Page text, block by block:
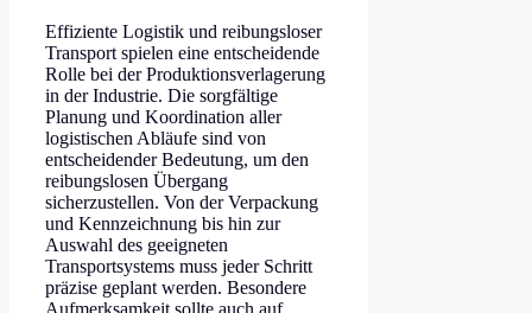
Effiziente Logistik und reibungsloser
Transport spielen eine entscheidende
Rolle bei der Produktionsverlagerung
in der Industrie. Die sorgfältige
Planung und Koordination aller
logistischen Abläufe sind von
entscheidender Bedeutung, um den
reibungslosen Übergang
sicherzustellen. Von der Verpackung
und Kennzeichnung bis hin zur
Auswahl des geeigneten
Transportsystems muss jeder Schritt
präzise geplant werden. Besondere
Aufmerksamkeit sollte auch auf